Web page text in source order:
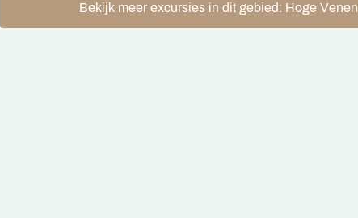
Bekijk meer excursies in dit gebied: Hoge Venen